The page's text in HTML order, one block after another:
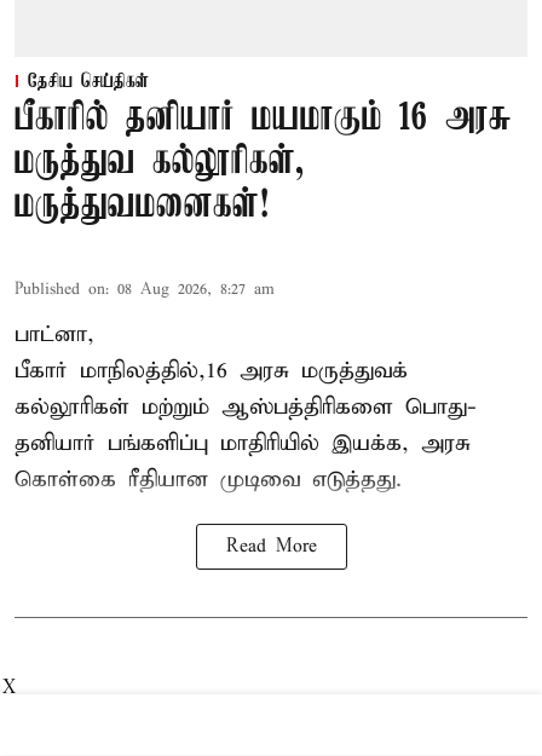
தேசிய செய்திகள்
பீகாரில் தனியார் மயமாகும் 16 அரசு
மருத்துவ கல்லூரிகள்,
மருத்துவமனைகள்!
Published on: 08 Aug 2026, 8:27 am
பாட்னா,
பீகார் மாநிலத்தில்,16 அரசு மருத்துவக்
கல்லூரிகள் மற்றும் ஆஸ்பத்திரிகளை பொது-
தனியார் பங்களிப்பு மாதிரியில் இயக்க, அரசு
கொள்கை ரீதியான முடிவை எடுத்தது.
Read More
X